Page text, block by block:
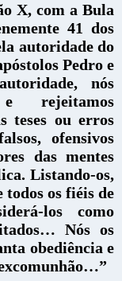
X, com a Bula
41 dos
autoridade do
Pedro e
nós
e rejeitamos
teses ou erros
ofensivos
das mentes
Listando-os,
todos os fiéis de
los como
Nós os
obediência e